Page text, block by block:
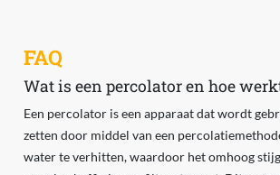
FAQ
Wat is een percolator en hoe
Een percolator is een apparaat dat wordt
zetten door middel van een
water te verhitten, waardoor het omhoog